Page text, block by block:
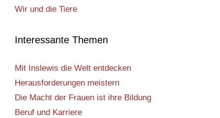
Wir und die Tiere
Interessante Themen
Mit Inslewis die Welt entdecken
Herausforderungen meistern
Die Macht der Frauen ist ihre Bildung
Beruf und Karriere